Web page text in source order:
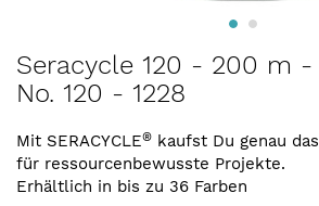
Anfang
der
springen
Seracycle 120 - 200 m -
No. 120 - 1228
Mit SERACYCLE® kaufst Du genau
für ressourcenbewusste Projekte.
Erhältlich in bis zu 36 Farben